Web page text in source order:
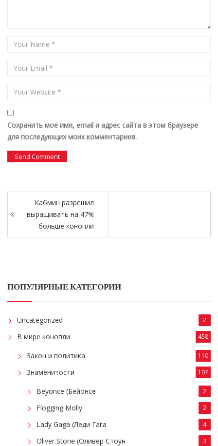
Сохранить моё имя, email и адрес сайта в этом браузере
для последующих моих комментариев.
Кабмин разрешил
выращивать на 47%
больше конопли
ПОПУЛЯРНЫЕ КАТЕГОРИИ
Uncategorized 2
В мире конопли 458
Закон и политика 110
Знаменитости 107
Beyonce (Бейонсе 2
Flogging Molly 2
Lady Gaga (Леди Гага 4
Oliver Stone (Оливер Стоун 3